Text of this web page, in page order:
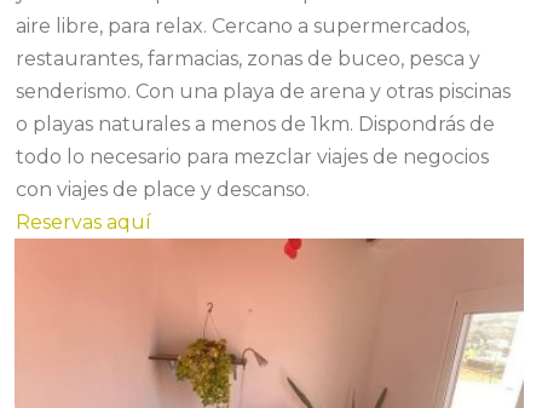
aire libre, para relax. Cercano a supermercados,
restaurantes, farmacias, zonas de buceo, pesca y
senderismo. Con una playa de arena y otras piscinas
o playas naturales a menos de 1km. Dispondrás de
todo lo necesario para mezclar viajes de negocios
con viajes de place y descanso.
Reservas aquí